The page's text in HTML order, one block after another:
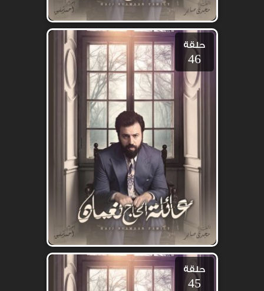
حلقة
46
حلقة
45